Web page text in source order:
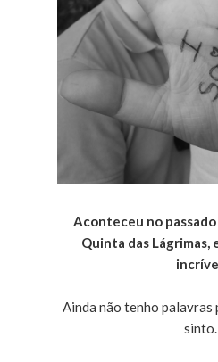
Aconteceu no passado
Quinta das Lágrimas,
Ainda não tenho palavras
sinto.